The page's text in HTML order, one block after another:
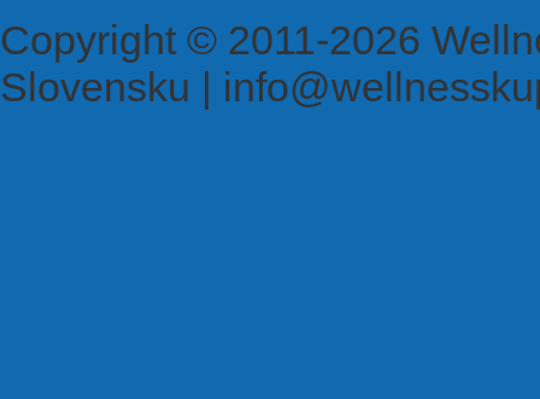
Copyright © 2011-2026
Slovensku |